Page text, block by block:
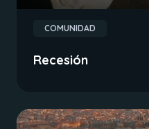
COMUNIDAD
Recesión